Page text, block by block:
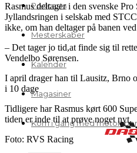
Podcasts
Mesterskaber
Kalender
Magasiner
Kom i gang med
Rasmus deltager i den svenske
Jyllandsringen i selskab med
ikke, om han deltager på banen
– Det tager jo tid,at finde sig til
Vendelbo Sørensen.
I april drager han til Lausitz, Brno
i 10 dage
Tidligere har Rasmus kørt 600
tiden er inde til at prøve noget nyt.
Foto: RVS Racing